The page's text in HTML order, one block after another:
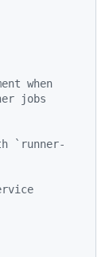
when
jobs
`runner-